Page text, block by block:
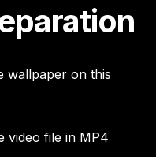
wallpaper on this
video file in MP4